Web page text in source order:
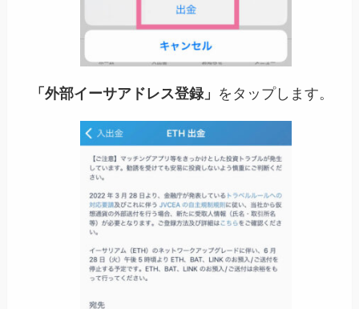
「外部イーサアドレス登録」 をタップします。